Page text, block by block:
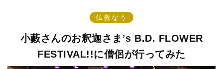
仏教なう
小藪さんのお釈迦さま’s B.D. FLOWER
FESTIVAL!!に僧侶が行ってみた